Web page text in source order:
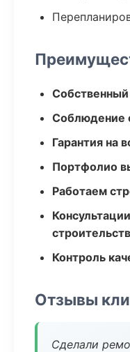
Соблюдение
Гарантия на
Портфолио
Работаем
Контроль
Отзывы
Сделали